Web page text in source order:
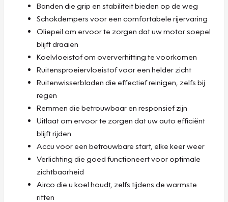
Banden die grip en stabiliteit bieden op de weg
Schokdempers voor een comfortabele rijervaring
Oliepeil om ervoor te zorgen dat uw motor soepel
blijft draaien
Koelvloeistof om oververhitting te voorkomen
Ruitensproeiervloeistof voor een helder zicht
Ruitenwisserbladen die effectief reinigen, zelfs bij
regen
Remmen die betrouwbaar en responsief zijn
Uitlaat om ervoor te zorgen dat uw auto efficiënt
blijft rijden
Accu voor een betrouwbare start, elke keer weer
Verlichting die goed functioneert voor optimale
zichtbaarheid
Airco die u koel houdt, zelfs tijdens de warmste
ritten